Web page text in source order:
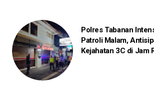
Polres Tabanan
Patroli Malam,
Kejahatan 3C di Jam